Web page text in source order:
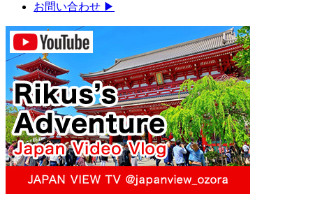
お問い合わせ ▶︎